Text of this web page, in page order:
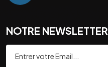
NOTRE NEWSLETTER